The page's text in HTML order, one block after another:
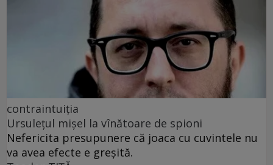
contraintuiția
Ursulețul mișel la vînătoare de spioni
Nefericita presupunere că joaca cu cuvintele nu
va avea efecte e greșită.